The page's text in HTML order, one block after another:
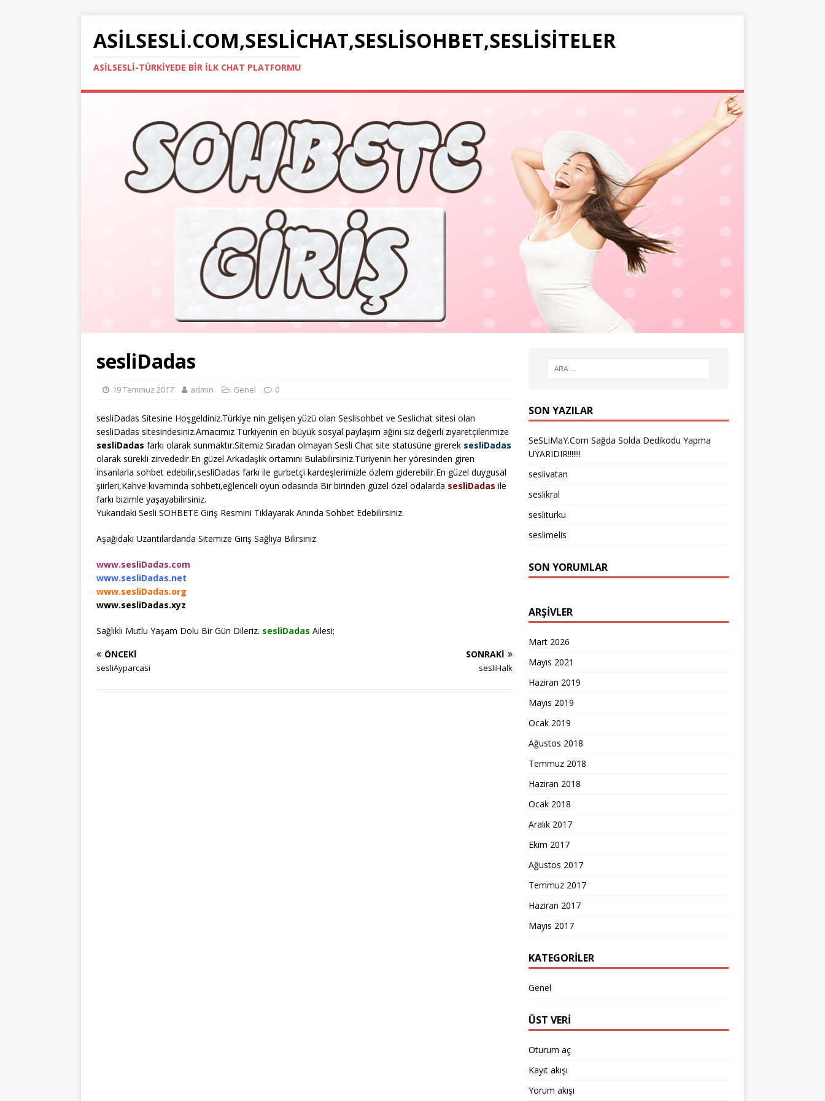
ASILSESLI.COM,SESLICHAT,SESLISOHBET,SESLISITELER
ASILSESLI-TÜRKIYEDE BIR İLK CHAT PLATFORMU
sesliDadas
19 Temmuz 2017 admin Genel 0
sesliDadas Sitesine Hoşgeldiniz.Türkiye nin gelişen yüzü olan Seslisohbet ve Seslichat sitesi olan
sesliDadas sitesindesiniz.Amacımız Türkiyenin en büyük sosyal paylaşım ağını siz değerli ziyaretçilerimize
sesliDadas farkı olarak sunmaktır.Sitemiz Sıradan olmayan Sesli Chat site statüsüne girerek sesliDadas
olarak sürekli zirvededir.En güzel Arkadaşlık ortamını Bulabilirsiniz.Türiyenin her yöresinden giren
insanlarla sohbet edebilir,sesliDadas farkı ile gurbetçi kardeşlerimizle özlem giderebilir.En güzel duygusal
şiirleri,Kahve kıvamında sohbeti,eğlenceli oyun odasında Bir birinden güzel özel odalarda sesliDadas ile
farkı bizimle yaşayabilirsiniz.
Yukarıdaki Sesli SOHBETE Giriş Resmini Tıklayarak Anında Sohbet Edebilirsiniz.
Aşağıdaki Uzantılardanda Sitemize Giriş Sağlıya Bilirsiniz
www.sesliDadas.com
www.sesliDadas.net
www.sesliDadas.org
www.sesliDadas.xyz
Sağlıklı Mutlu Yaşam Dolu Bir Gün Dileriz. sesliDadas Ailesi;
ÖNCEKI
sesliAyparcasi
SONRAKI
sesliHalk
SON YAZILAR
SeSLiMaY.Com Sağda Solda Dedikodu Yapma
UYARIDIR!!!!!!!
seslivatan
seslikral
sesliturku
seslimelis
SON YORUMLAR
ARŞIVLER
Mart 2026
Mayıs 2021
Haziran 2019
Mayıs 2019
Ocak 2019
Ağustos 2018
Temmuz 2018
Haziran 2018
Ocak 2018
Aralık 2017
Ekim 2017
Ağustos 2017
Temmuz 2017
Haziran 2017
Mayıs 2017
KATEGORILER
Genel
ÜST VERI
Oturum aç
Kayıt akışı
Yorum akışı